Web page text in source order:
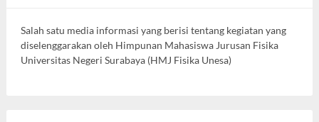
Salah satu media informasi yang berisi tentang kegiatan yang
diselenggarakan oleh Himpunan Mahasiswa Jurusan Fisika
Universitas Negeri Surabaya (HMJ Fisika Unesa)